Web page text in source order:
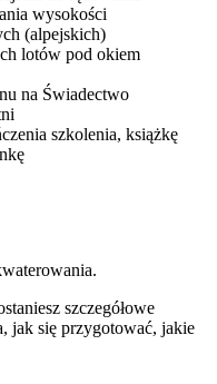
wysokości
(alpejskich)
lotów pod okiem
na Świadectwo
szkolenia, książkę
szczegółowe
jak się przygotować, jakie